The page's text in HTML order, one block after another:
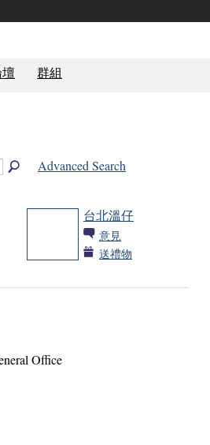
壇 群組
Advanced Search
台北溫仔
意見
送禮物
Office